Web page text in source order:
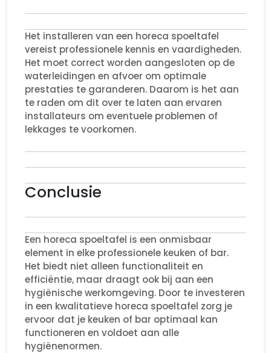
Het installeren van een horeca spoeltafel
vereist professionele kennis en vaardigheden.
Het moet correct worden aangesloten op de
waterleidingen en afvoer om optimale
prestaties te garanderen. Daarom is het aan
te raden om dit over te laten aan ervaren
installateurs om eventuele problemen of
lekkages te voorkomen.
Conclusie
Een horeca spoeltafel is een onmisbaar
element in elke professionele keuken of bar.
Het biedt niet alleen functionaliteit en
efficiëntie, maar draagt ook bij aan een
hygiënische werkomgeving. Door te investeren
in een kwalitatieve horeca spoeltafel zorg je
ervoor dat je keuken of bar optimaal kan
functioneren en voldoet aan alle
hygiënenormen.